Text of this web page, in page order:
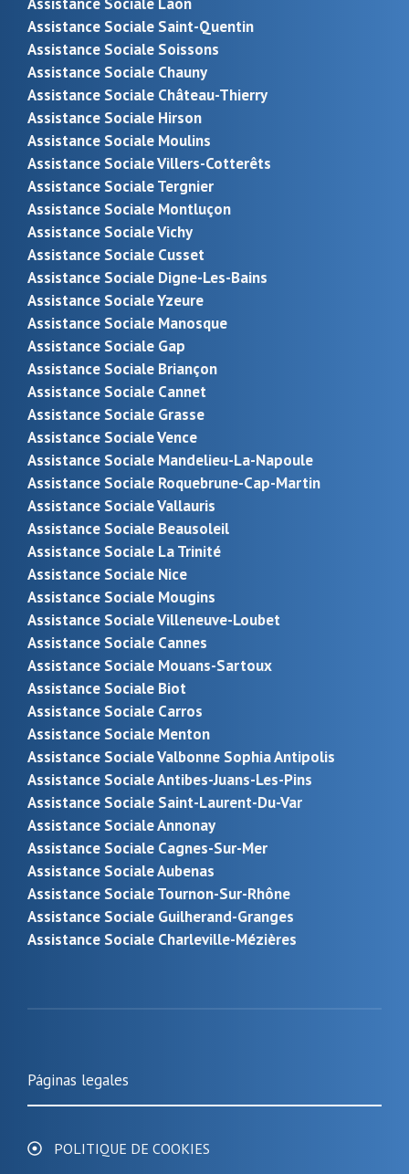
Assistance Sociale Saint-Quentin
Assistance Sociale Soissons
Assistance Sociale Chauny
Assistance Sociale Château-Thierry
Assistance Sociale Hirson
Assistance Sociale Moulins
Assistance Sociale Villers-Cotterêts
Assistance Sociale Tergnier
Assistance Sociale Montluçon
Assistance Sociale Vichy
Assistance Sociale Cusset
Assistance Sociale Digne-Les-Bains
Assistance Sociale Yzeure
Assistance Sociale Manosque
Assistance Sociale Gap
Assistance Sociale Briançon
Assistance Sociale Cannet
Assistance Sociale Grasse
Assistance Sociale Vence
Assistance Sociale Mandelieu-La-Napoule
Assistance Sociale Roquebrune-Cap-Martin
Assistance Sociale Vallauris
Assistance Sociale Beausoleil
Assistance Sociale La Trinité
Assistance Sociale Nice
Assistance Sociale Mougins
Assistance Sociale Villeneuve-Loubet
Assistance Sociale Cannes
Assistance Sociale Mouans-Sartoux
Assistance Sociale Biot
Assistance Sociale Carros
Assistance Sociale Menton
Assistance Sociale Valbonne Sophia Antipolis
Assistance Sociale Antibes-Juans-Les-Pins
Assistance Sociale Saint-Laurent-Du-Var
Assistance Sociale Annonay
Assistance Sociale Cagnes-Sur-Mer
Assistance Sociale Aubenas
Assistance Sociale Tournon-Sur-Rhône
Assistance Sociale Guilherand-Granges
Assistance Sociale Charleville-Mézières
Páginas legales
POLITIQUE DE COOKIES